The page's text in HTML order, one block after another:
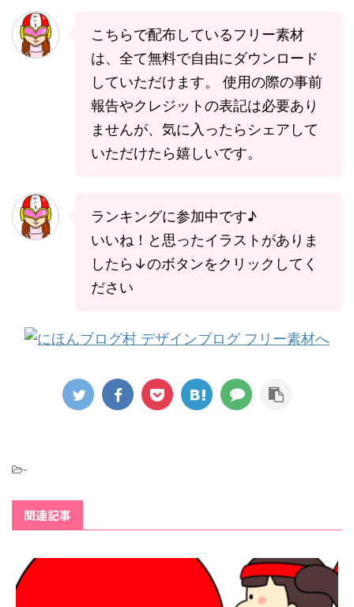
こちらで配布しているフリー素材
は、全て無料で自由にダウンロード
していただけます。 使用の際の事前
報告やクレジットの表記は必要あり
ませんが、気に入ったらシェアして
いただけたら嬉しいです。
ランキングに参加中です♪
いいね！と思ったイラストがありま
したら↓のボタンをクリックしてく
ださい
-
関連記事